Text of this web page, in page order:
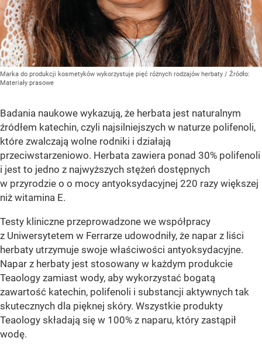
Marka do produkcji kosmetyków wykorzystuje pięć różnych rodzajów herbaty / Źródło:
Materiały prasowe
Badania naukowe wykazują, że herbata jest naturalnym
źródłem katechin, czyli najsilniejszych w naturze polifenoli,
które zwalczają wolne rodniki i działają
przeciwstarzeniowo. Herbata zawiera ponad 30% polifenoli
i jest to jedno z najwyższych stężeń dostępnych
w przyrodzie o o mocy antyoksydacyjnej 220 razy większej
niż witamina E.
Testy kliniczne przeprowadzone we współpracy
z Uniwersytetem w Ferrarze udowodniły, że napar z liści
herbaty utrzymuje swoje właściwości antyoksydacyjne.
Napar z herbaty jest stosowany w każdym produkcie
Teaology zamiast wody, aby wykorzystać bogatą
zawartość katechin, polifenoli i substancji aktywnych tak
skutecznych dla pięknej skóry. Wszystkie produkty
Teaology składają się w 100% z naparu, który zastąpił
wodę.